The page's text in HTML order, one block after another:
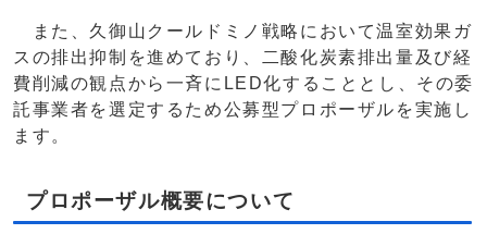
また、久御山クールドミノ戦略において温室効果ガ
スの排出抑制を進めており、二酸化炭素排出量及び経
費削減の観点から一斉にLED化することとし、その委
託事業者を選定するため公募型プロポーザルを実施し
ます。
プロポーザル概要について